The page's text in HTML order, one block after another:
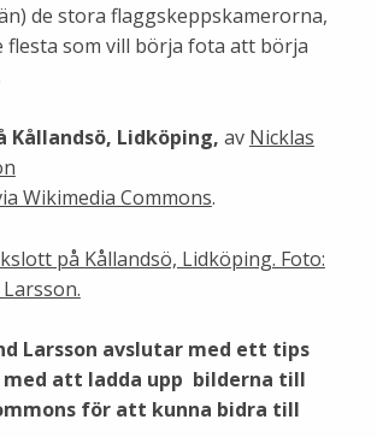
de stora flaggskeppskamerorna,
flesta som vill börja fota att börja
Kållandsö, Lidköping, av Nicklas
Wikimedia Commons.
Larsson avslutar med ett tips
att ladda upp bilderna till
för att kunna bidra till